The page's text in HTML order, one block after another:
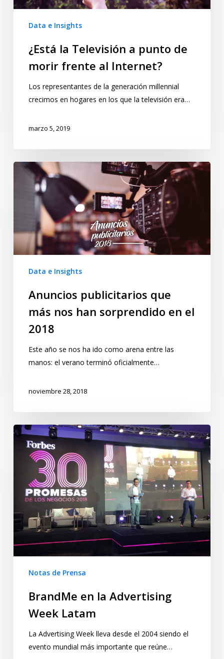
Data e Insights
¿Está la Televisión a punto de
morir frente al Internet?
Los representantes de la generación millennial
crecimos en hogares en los que la televisión era…
marzo 5, 2019
Data e Insights
Anuncios publicitarios que
más nos han sorprendido en el
2018
Este año se nos ha ido como arena entre las
manos: el verano terminó oficialmente…
noviembre 28, 2018
Notas de Prensa
BrandMe en la Advertising
Week Latam
La Advertising Week lleva desde el 2004 siendo el
evento mundial más importante que reúne…